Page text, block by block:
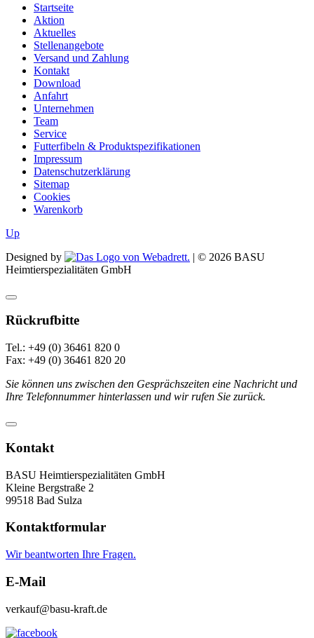
Startseite
Aktion
Aktuelles
Stellenangebote
Versand und Zahlung
Kontakt
Download
Anfahrt
Unternehmen
Team
Service
Futterfibeln & Produktspezifikationen
Impressum
Datenschutzerklärung
Sitemap
Cookies
Warenkorb
Up
Designed by
| © 2026 BASU
Heimtierspezialitäten GmbH
Rückrufbitte
Tel.: +49 (0) 36461 820 0
Fax: +49 (0) 36461 820 20
Sie können uns zwischen den Gesprächszeiten eine Nachricht und
Ihre Telefonnummer hinterlassen und wir rufen Sie zurück.
Kontakt
BASU Heimtierspezialitäten GmbH
Kleine Bergstraße 2
99518 Bad Sulza
Kontaktformular
Wir beantworten Ihre Fragen.
E-Mail
verkauf@basu-kraft.de